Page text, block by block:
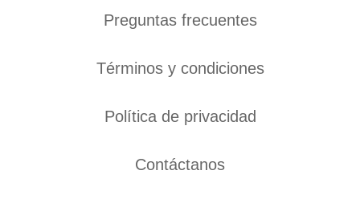
Preguntas frecuentes
Términos y condiciones
Política de privacidad
Contáctanos